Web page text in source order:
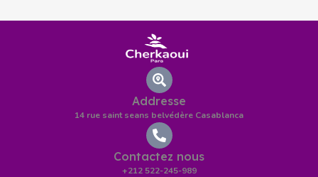
Addresse
14 rue saint seans belvédère Casablanca
Contactez nous
+212 522-245-989